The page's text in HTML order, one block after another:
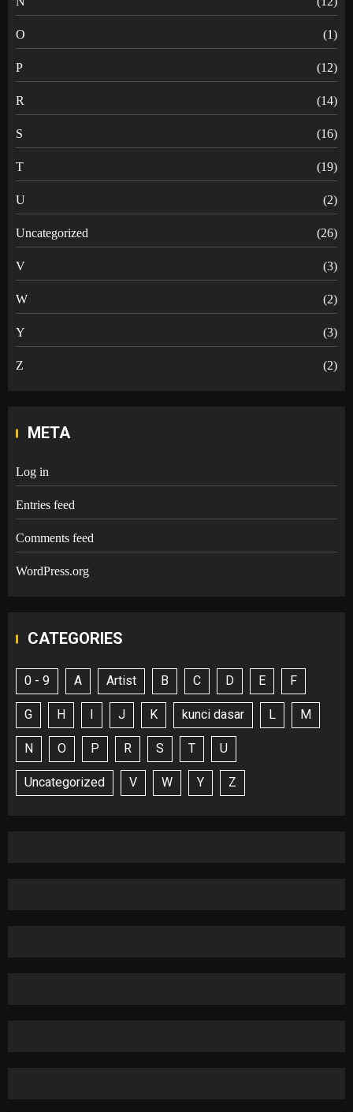
O (1)
P (12)
R (14)
S (16)
T (19)
U (2)
Uncategorized (26)
V (3)
W (2)
Y (3)
Z (2)
META
Log in
Entries feed
Comments feed
WordPress.org
CATEGORIES
0 - 9 A Artist B C D E F
G H J K kunci dasar L M
N O P R S T U
Uncategorized V W Y Z